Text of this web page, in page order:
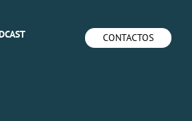
CONTACTOS